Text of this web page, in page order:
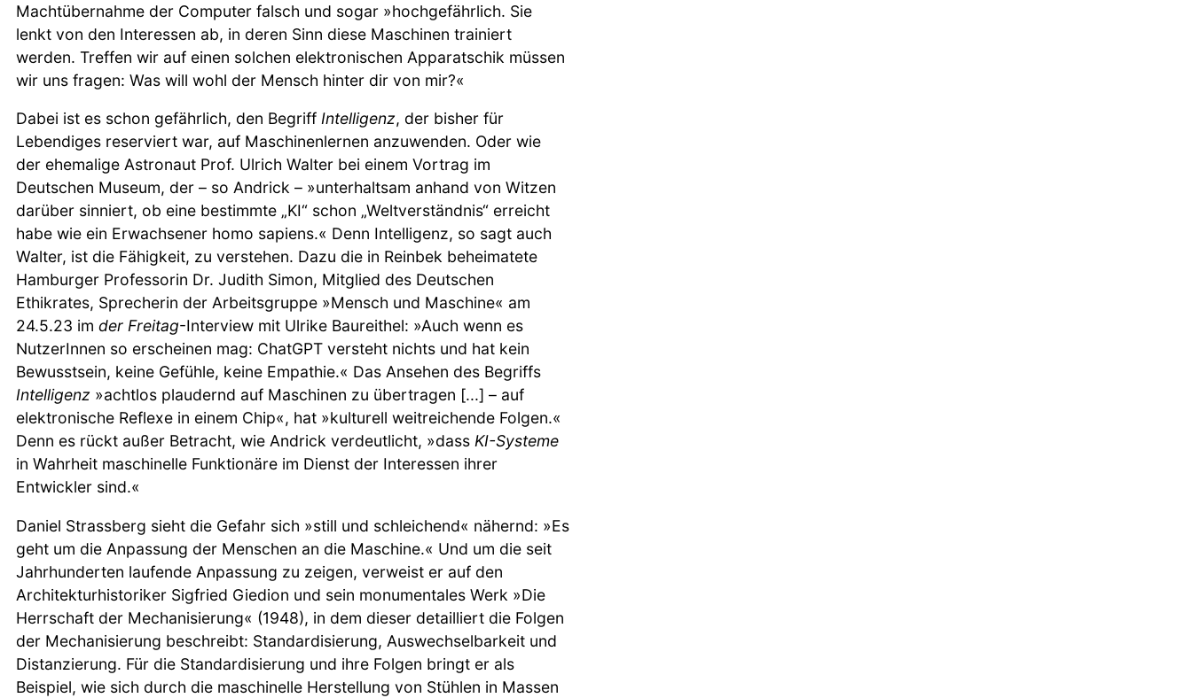
Machtübernahme der Computer falsch und sogar »hochgefährlich. Sie
lenkt von den Interessen ab, in deren Sinn diese Maschinen trainiert
werden. Treffen wir auf einen solchen elektronischen Apparatschik müssen
wir uns fragen: Was will wohl der Mensch hinter dir von mir?«
Dabei ist es schon gefährlich, den Begriff Intelligenz, der bisher für
Lebendiges reserviert war, auf Maschinenlernen anzuwenden. Oder wie
der ehemalige Astronaut Prof. Ulrich Walter bei einem Vortrag im
Deutschen Museum, der – so Andrick – »unterhaltsam anhand von Witzen
darüber sinniert, ob eine bestimmte „KI“ schon „Weltverständnis“ erreicht
habe wie ein Erwachsener homo sapiens.« Denn Intelligenz, so sagt auch
Walter, ist die Fähigkeit, zu verstehen. Dazu die in Reinbek beheimatete
Hamburger Professorin Dr. Judith Simon, Mitglied des Deutschen
Ethikrates, Sprecherin der Arbeitsgruppe »Mensch und Maschine« am
24.5.23 im der Freitag-Interview mit Ulrike Baureithel: »Auch wenn es
NutzerInnen so erscheinen mag: ChatGPT versteht nichts und hat kein
Bewusstsein, keine Gefühle, keine Empathie.« Das Ansehen des Begriffs
Intelligenz »achtlos plaudernd auf Maschinen zu übertragen [...] – auf
elektronische Reflexe in einem Chip«, hat »kulturell weitreichende Folgen.«
Denn es rückt außer Betracht, wie Andrick verdeutlicht, »dass KI-Systeme
in Wahrheit maschinelle Funktionäre im Dienst der Interessen ihrer
Entwickler sind.«
Daniel Strassberg sieht die Gefahr sich »still und schleichend« nähernd: »Es
geht um die Anpassung der Menschen an die Maschine.« Und um die seit
Jahrhunderten laufende Anpassung zu zeigen, verweist er auf den
Architekturhistoriker Sigfried Giedion und sein monumentales Werk »Die
Herrschaft der Mechanisierung« (1948), in dem dieser detailliert die Folgen
der Mechanisierung beschreibt: Standardisierung, Auswechselbarkeit und
Distanzierung. Für die Standardisierung und ihre Folgen bringt er als
Beispiel, wie sich durch die maschinelle Herstellung von Stühlen in Massen